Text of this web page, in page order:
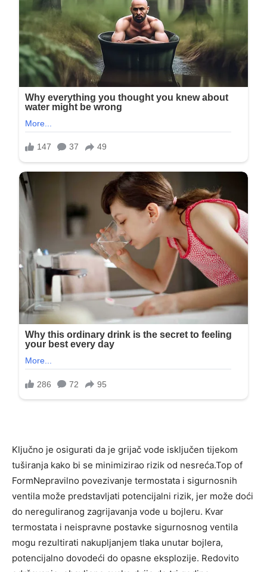
Ključno je osigurati da je grijač vode isključen tijekom
tuširanja kako bi se minimizirao rizik od nesreća.Top of
FormNepravilno povezivanje termostata i sigurnosnih
ventila može predstavljati potencijalni rizik, jer može doći
do nereguliranog zagrijavanja vode u bojleru. Kvar
termostata i neispravne postavke sigurnosnog ventila
mogu rezultirati nakupljanjem tlaka unutar bojlera,
potencijalno dovodeći do opasne eksplozije. Redovito